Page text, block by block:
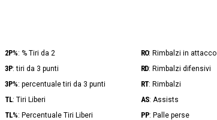
2P%: % Tiri da 2 RO: Rimbalzi in attacco
3P: tiri da 3 punti RD: Rimbalzi difensivi
3P%: percentuale tiri da 3 punti RT: Rimbalzi
TL: Tiri Liberi AS: Assists
TL%: Percentuale Tiri Liberi PP: Palle perse